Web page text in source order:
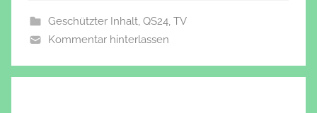
Geschützter Inhalt, QS24, TV
Kommentar hinterlassen